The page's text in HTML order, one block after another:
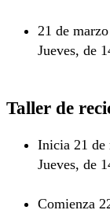
21 de marzo
Jueves, de
Taller de
Inicia 21 de
Jueves, de
Comienza